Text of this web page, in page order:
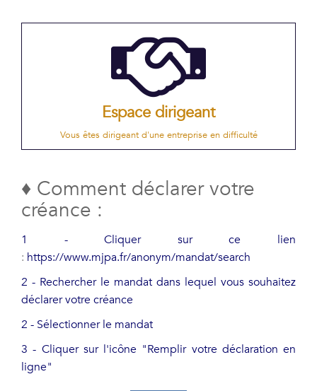
Espace dirigeant
Vous êtes dirigeant d'une entreprise en difficulté
♦ Comment déclarer votre
créance :
1 - Cliquer sur ce lien
: https://www.mjpa.fr/anonym/mandat/search
2 - Rechercher le mandat dans lequel vous souhaitez
déclarer votre créance
2 - Sélectionner le mandat
3 - Cliquer sur l'icône "Remplir votre déclaration en
ligne"